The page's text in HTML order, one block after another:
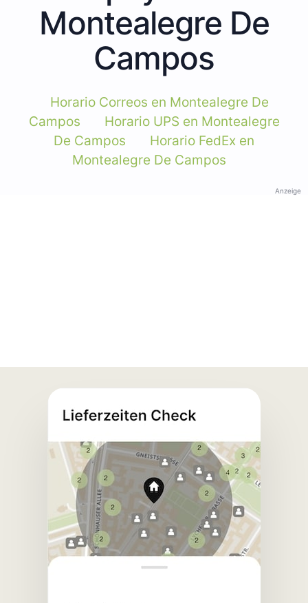
Montealegre De
Campos
Horario Correos en Montealegre De
Campos
Horario UPS en Montealegre
De Campos
Horario FedEx en
Montealegre De Campos
Anzeige